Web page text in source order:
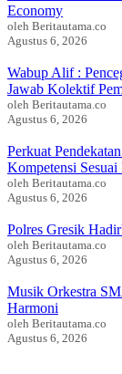
PEMERINTAHAN
OPINI
PENDIDIKAN
HIBURAN
REDAKSI
TENTANG
KERJASAMA
PEDOMAN
CYBER
Economy
oleh Beritautama.co
Agustus 6, 2026
Wabup Alif :
Jawab Kolektif
oleh Beritautama.co
Agustus 6, 2026
Perkuat
Kompetensi
oleh Beritautama.co
Agustus 6, 2026
Polres Gresik
oleh Beritautama.co
Agustus 6, 2026
Musik Orkestra
Harmoni
oleh Beritautama.co
Agustus 6, 2026